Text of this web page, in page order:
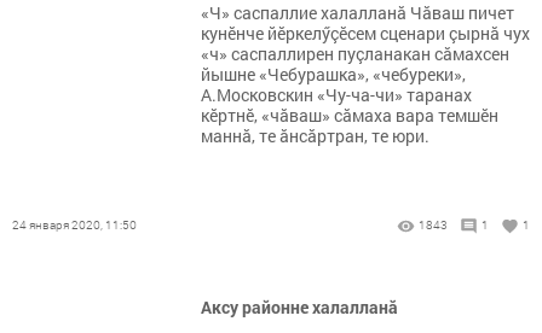
«Ч» саспаллие халалланă Чăваш пичет
кунӗнче йӗркелӳçӗсем сценари çырнă чух
«ч» саспаллирен пуçланакан сăмахсен
йышне «Чебурашка», «чебуреки»,
А.Московскин «Чу-ча-чи» таранах
кӗртнӗ, «чăваш» сăмаха вара темшӗн
маннă, те ăнсăртран, те юри.
24 января 2020, 11:50 1843 1 1
Аксу районне халалланă